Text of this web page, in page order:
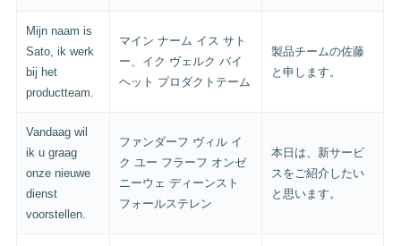
Mijn naam is
Sato, ik werk
bij het
productteam.
マイン ナーム イス サト
ー、イク ヴェルク バイ
ヘット プロダクトテーム
製品チームの佐藤
と申します。
Vandaag wil
ik u graag
onze nieuwe
dienst
voorstellen.
ファンダーフ ヴィル イ
ク ユー フラーフ オンゼ
ニーウェ ディーンスト
フォールステレン
本日は、新サービ
スをご紹介したい
と思います。